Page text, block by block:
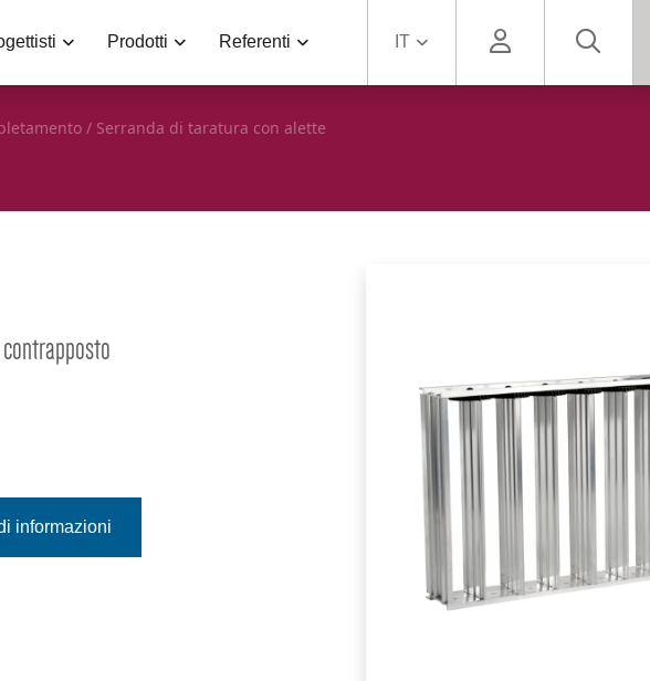
Prodotti Referenti IT
/ Serranda di taratura con alette
informazioni